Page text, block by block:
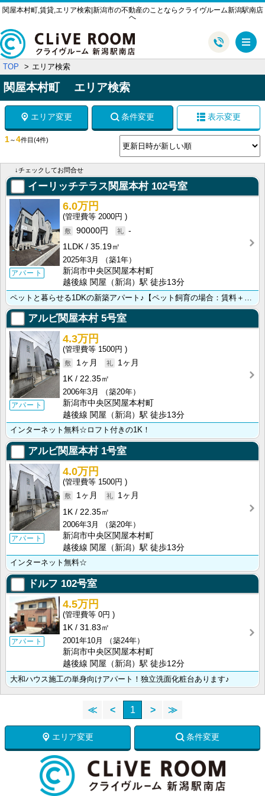
関屋本村町,賃貸,エリア検索|新潟市の不動産のことならクライヴルーム新潟駅南店
へ
TOP エリア検索
関屋本村町 エリア検索
エリア変更 条件変更 表示変更
1～4件目 (4件)
↓チェックしてお問合せ
イーリッチテラス関屋本村102号室
アパート
6.0万円
2000円
90000円
-
1LDK
35.19㎡
2025年3月
（築1年）
新潟市中央区関屋本村町
越後線 関屋（新潟）駅 徒歩13分
ペットと暮らせる1DKの新築アパート♪【ペット飼育の場合：賃料＋2,000円】
アルビ関屋本村5号室
アパート
4.3万円
1500円
1ヶ月
1ヶ月
1K
22.35㎡
2006年3月
（築20年）
新潟市中央区関屋本村町
越後線 関屋（新潟）駅 徒歩13分
インターネット無料☆ロフト付きの1K！
アルビ関屋本村1号室
アパート
4.0万円
1500円
1ヶ月
1ヶ月
1K
22.35㎡
2006年3月
（築20年）
新潟市中央区関屋本村町
越後線 関屋（新潟）駅 徒歩13分
インターネット無料☆
ドルフ 102号室
アパート
4.5万円
0円
1K
31.83㎡
2001年10月
（築24年）
新潟市中央区関屋本村町
越後線 関屋（新潟）駅 徒歩12分
大和ハウス施工の単身向けアパート！独立洗面化粧台あります♪
≪ < 1 > ≫
エリア変更 条件変更